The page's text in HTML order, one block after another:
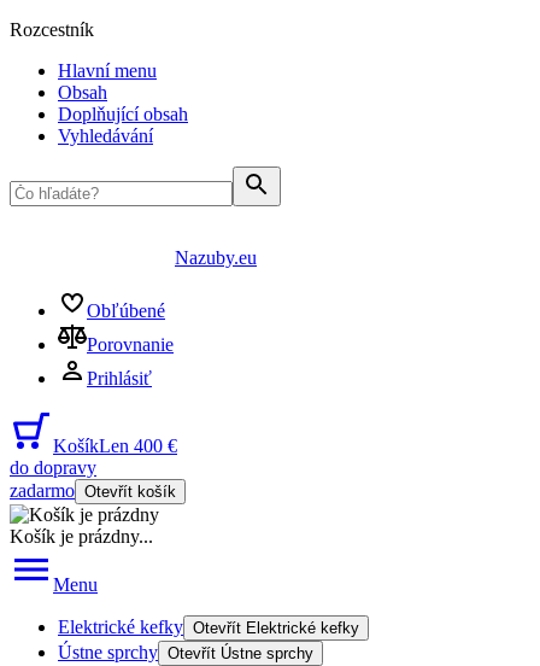
Rozcestník
Hlavní menu
Obsah
Doplňující obsah
Vyhledávání
Nazuby.eu
Obľúbené
Porovnanie
Prihlásiť
KošíkLen 400 €
do dopravy
zadarmo Otevřít košík
Košík je prázdny...
Menu
Elektrické kefky Otevřít Elektrické kefky
Ústne sprchy Otevřít Ústne sprchy